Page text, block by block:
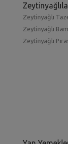
Zeytinyağlı
Zeytinyağlı
Zeytinyağlı